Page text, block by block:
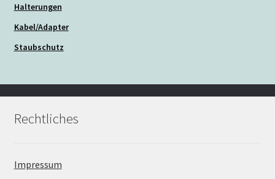
Halterungen
Kabel/Adapter
Staubschutz
Rechtliches
Impressum